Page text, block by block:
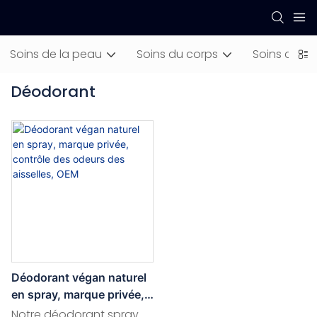
Soins de la peau Soins du corps Soins
Déodorant
Déodorant végan naturel
en spray, marque privée,
contrôle des odeurs des